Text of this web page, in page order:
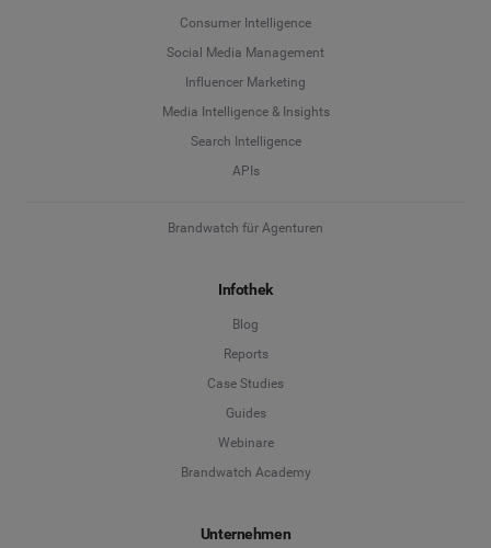
Consumer Intelligence
Social Media Management
Influencer Marketing
Media Intelligence & Insights
Search Intelligence
APIs
Brandwatch für Agenturen
Infothek
Blog
Reports
Case Studies
Guides
Webinare
Brandwatch Academy
Unternehmen